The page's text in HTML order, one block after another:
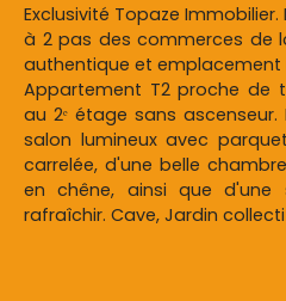
Exclusivité Topaze
à 2 pas des commerces de
authentique et emplacement
Appartement T2 proche de
au 2ᵉ étage sans
salon lumineux avec
carrelée, d'une belle
en chêne, ainsi que d'une
rafraîchir. Cave, Jardin